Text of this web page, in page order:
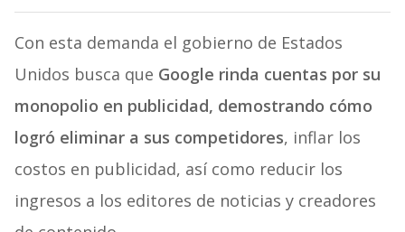
Con esta demanda el gobierno de Estados
Unidos busca que Google rinda cuentas por su
monopolio en publicidad, demostrando cómo
logró eliminar a sus competidores, inflar los
costos en publicidad, así como reducir los
ingresos a los editores de noticias y creadores